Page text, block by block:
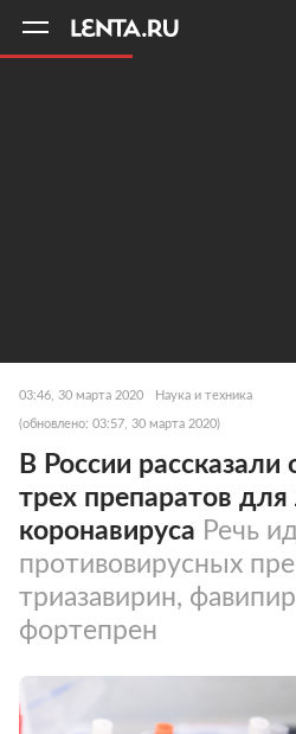
03:46, 30 марта 2020 Наука и техника
(обновлено: 03:57, 30 марта 2020)
В России рассказали
трех препаратов для
коронавируса Речь
противовирусных
триазавирин,
фортепрен